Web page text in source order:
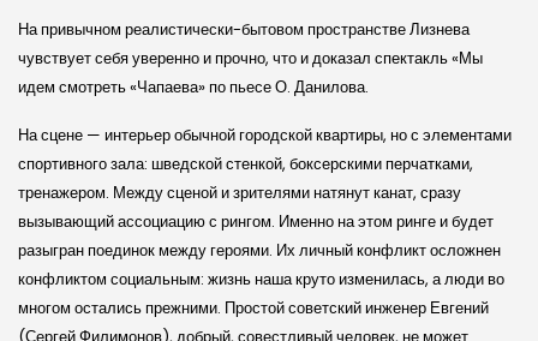
На привычном реалистиче­ски-бытовом пространстве Лизнева
чувствует себя уверенно и прочно, что и доказал спектакль «Мы
идем смотреть «Чапаева» по пьесе О. Данилова.
На сцене — интерьер обычной город­ской квартиры, но с элементами
спор­тивного зала: швед­ской стенкой, бок­сер­скими перчатками,
тренажером. Между сценой и зрителями натянут канат, сразу
вызывающий ассоциацию с рингом. Именно на этом ринге и будет
разыгран поединок между героями. Их личный конфликт осложнен
конфликтом социальным: жизнь наша круто изменилась, а люди во
многом остались прежними. Простой совет­ский инженер Евгений